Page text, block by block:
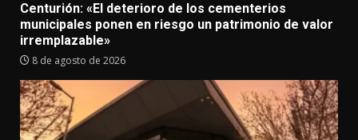
Centurión: «El deterioro de los cementerios
municipales ponen en riesgo un patrimonio de valor
irremplazable»
8 de agosto de 2026